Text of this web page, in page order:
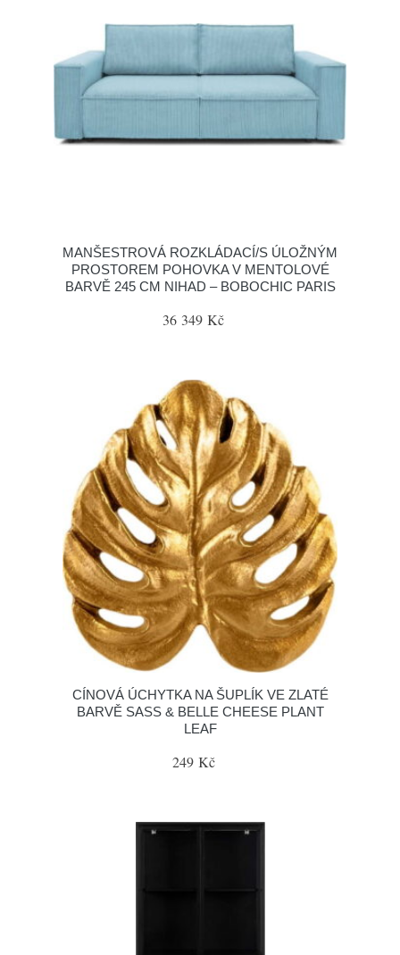
MANŠESTROVÁ ROZKLÁDACÍ/S ÚLOŽNÝM
PROSTOREM POHOVKA V MENTOLOVÉ
BARVĚ 245 CM NIHAD – BOBOCHIC PARIS
36 349 Kč
CÍNOVÁ ÚCHYTKA NA ŠUPLÍK VE ZLATÉ
BARVĚ SASS & BELLE CHEESE PLANT
LEAF
249 Kč